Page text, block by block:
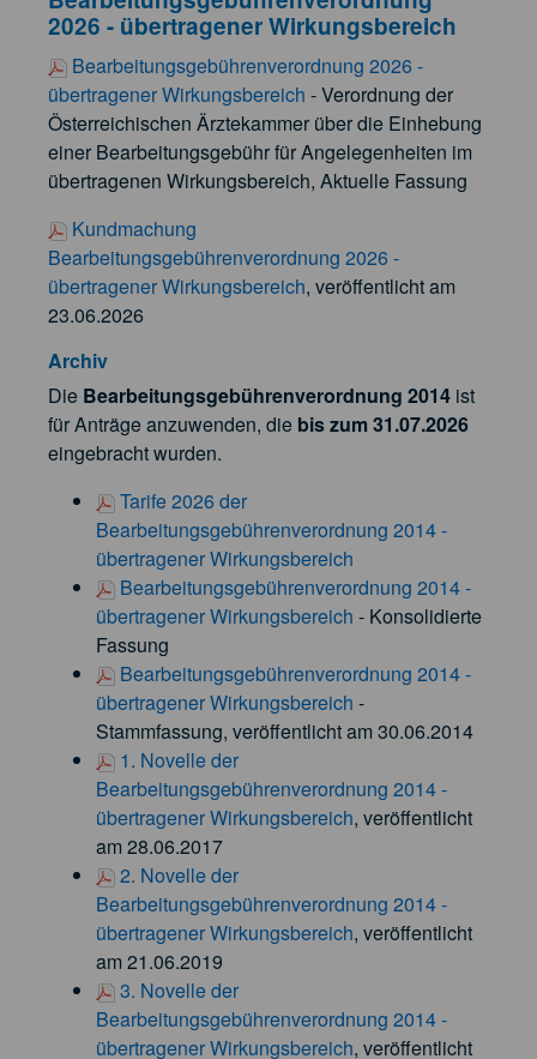
2026 - übertragener Wirkungsbereich
Bearbeitungsgebührenverordnung 2026 -
übertragener Wirkungsbereich - Verordnung der
Österreichischen Ärztekammer über die Einhebung
einer Bearbeitungsgebühr für Angelegenheiten im
übertragenen Wirkungsbereich, Aktuelle Fassung
Kundmachung
Bearbeitungsgebührenverordnung 2026 -
übertragener Wirkungsbereich, veröffentlicht am
23.06.2026
Archiv
Die Bearbeitungsgebührenverordnung 2014 ist
für Anträge anzuwenden, die bis zum 31.07.2026
eingebracht wurden.
Tarife 2026 der
Bearbeitungsgebührenverordnung 2014 -
übertragener Wirkungsbereich
Bearbeitungsgebührenverordnung 2014 -
übertragener Wirkungsbereich - Konsolidierte
Fassung
Bearbeitungsgebührenverordnung 2014 -
übertragener Wirkungsbereich -
Stammfassung, veröffentlicht am 30.06.2014
1. Novelle der
Bearbeitungsgebührenverordnung 2014 -
übertragener Wirkungsbereich, veröffentlicht
am 28.06.2017
2. Novelle der
Bearbeitungsgebührenverordnung 2014 -
übertragener Wirkungsbereich, veröffentlicht
am 21.06.2019
3. Novelle der
Bearbeitungsgebührenverordnung 2014 -
übertragener Wirkungsbereich, veröffentlicht